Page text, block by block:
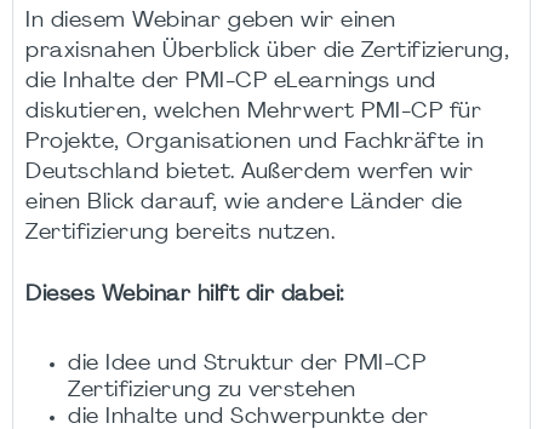
In diesem Webinar geben wir einen
praxisnahen Überblick über die Zertifizierung,
die Inhalte der PMI-CP eLearnings und
diskutieren, welchen Mehrwert PMI-CP für
Projekte, Organisationen und Fachkräfte in
Deutschland bietet. Außerdem werfen wir
einen Blick darauf, wie andere Länder die
Zertifizierung bereits nutzen.
Dieses Webinar hilft dir dabei:
die Idee und Struktur der PMI-CP
Zertifizierung zu verstehen
die Inhalte und Schwerpunkte der